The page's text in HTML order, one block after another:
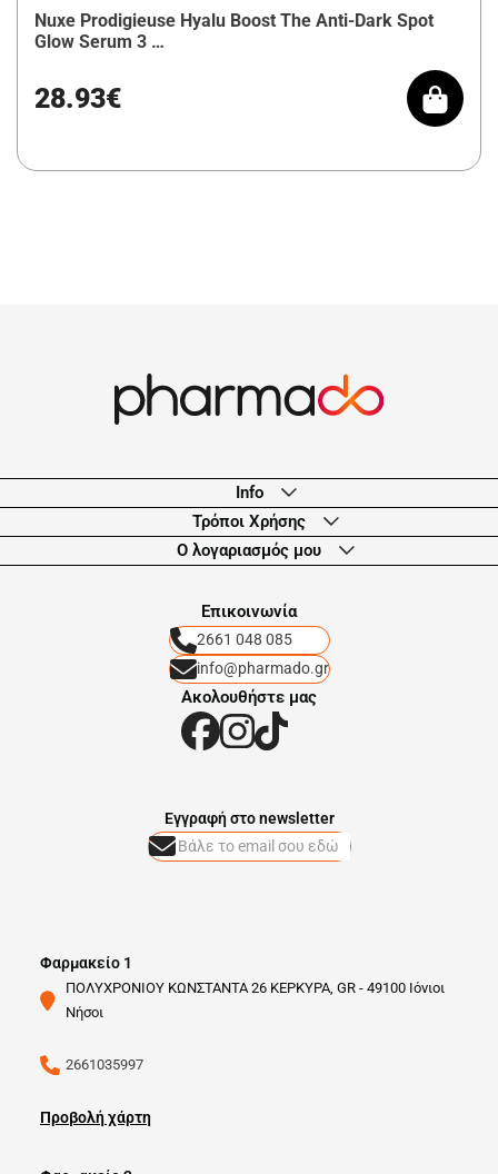
Nuxe Prodigieuse Hyalu Boost The Anti-Dark Spot
Glow Serum 3 …
28.93€
Info
Τρόποι Χρήσης
Ο λογαριασμός μου
Eπικοινωνία
2661 048 085
info@pharmado.gr
Ακολουθήστε μας
Φαρμακείο 1
ΠΟΛΥΧΡΟΝΙΟΥ ΚΩΝΣΤΑΝΤΑ 26 ΚΕΡΚΥΡΑ, GR - 49100 Ιόνιοι
Νήσοι
2661035997
Προβολή χάρτη
Eγγραφή στο newsletter